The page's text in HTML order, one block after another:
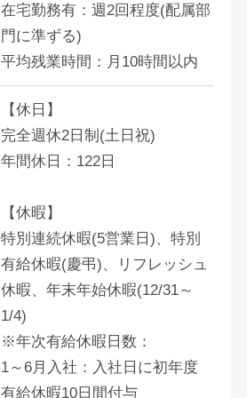
在宅勤務有：週2回程度(配属部
門に準ずる)
平均残業時間：月10時間以内
【休日】
完全週休2日制(土日祝)
年間休日：122日
【休暇】
特別連続休暇(5営業日)、特別
有給休暇(慶弔)、リフレッシュ
休暇、年末年始休暇(12/31～
1/4)
※年次有給休暇日数：
1～6月入社：入社日に初年度
有給休暇10日間付与